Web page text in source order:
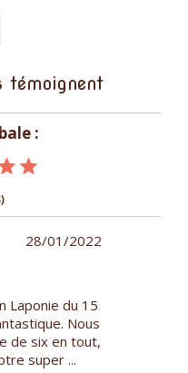
témoignent
:
28/01/2022
Laponie du 15
Nous
de six en tout,
super ...